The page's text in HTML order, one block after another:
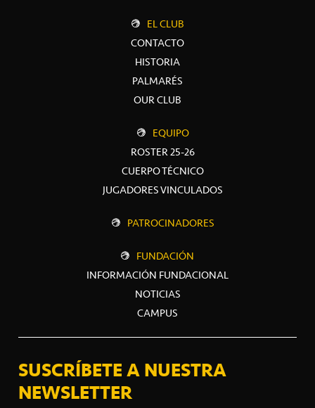
EL CLUB
CONTACTO
HISTORIA
PALMARÉS
OUR CLUB
EQUIPO
ROSTER 25-26
CUERPO TÉCNICO
JUGADORES VINCULADOS
PATROCINADORES
FUNDACIÓN
INFORMACIÓN FUNDACIONAL
NOTICIAS
CAMPUS
SUSCRÍBETE A NUESTRA
NEWSLETTER